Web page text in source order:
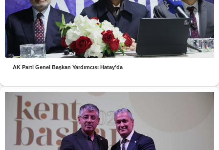
AK Parti Genel Başkan Yardımcısı Hatay’da